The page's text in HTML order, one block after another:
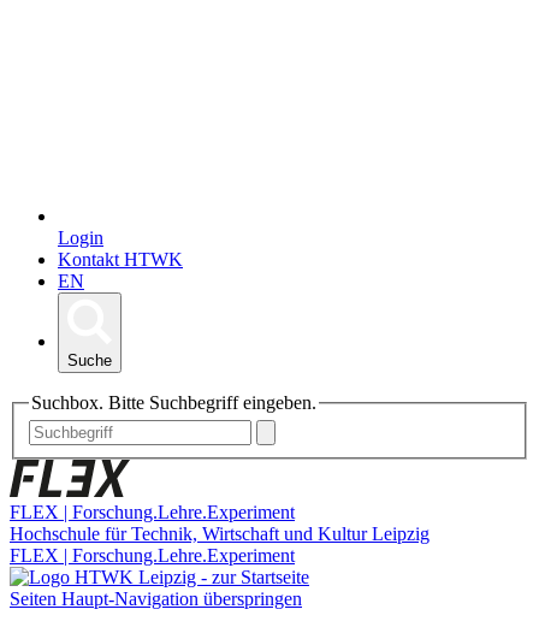
Login
Kontakt HTWK
EN
Suche
Suchbox. Bitte Suchbegriff eingeben.
FLEX | Forschung.Lehre.Experiment
Hochschule für Technik, Wirtschaft und Kultur Leipzig
FLEX | Forschung.Lehre.Experiment
Seiten Haupt-Navigation überspringen